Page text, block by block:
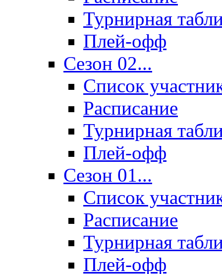
Турнирная
Плей-офф
Сезон 02...
Список
Расписание
Турнирная
Плей-офф
Сезон 01...
Список
Расписание
Турнирная
Плей-офф